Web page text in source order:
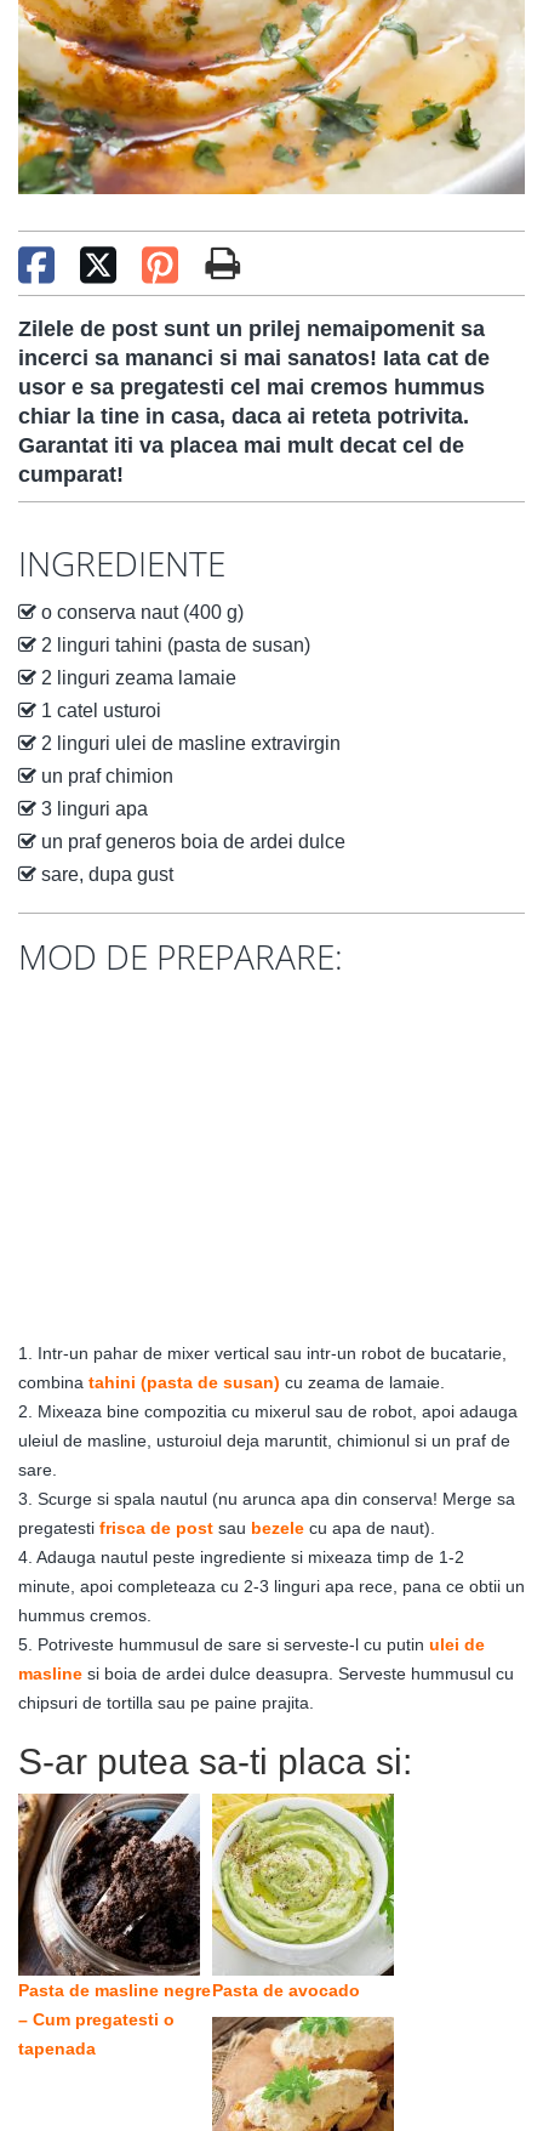
Zilele de post sunt un prilej nemaipomenit sa
incerci sa mananci si mai sanatos! Iata cat de
usor e sa pregatesti cel mai cremos hummus
chiar la tine in casa, daca ai reteta potrivita.
Garantat iti va placea mai mult decat cel de
cumparat!
INGREDIENTE
o conserva naut (400 g)
2 linguri tahini (pasta de susan)
2 linguri zeama lamaie
1 catel usturoi
2 linguri ulei de masline extravirgin
un praf chimion
3 linguri apa
un praf generos boia de ardei dulce
sare, dupa gust
MOD DE PREPARARE:
1. Intr-un pahar de mixer vertical sau intr-un robot de bucatarie,
combina tahini (pasta de susan) cu zeama de lamaie.
2. Mixeaza bine compozitia cu mixerul sau de robot, apoi adauga
uleiul de masline, usturoiul deja maruntit, chimionul si un praf de
sare.
3. Scurge si spala nautul (nu arunca apa din conserva! Merge sa
pregatesti frisca de post sau bezele cu apa de naut).
4. Adauga nautul peste ingrediente si mixeaza timp de 1-2
minute, apoi completeaza cu 2-3 linguri apa rece, pana ce obtii un
hummus cremos.
5. Potriveste hummusul de sare si serveste-l cu putin ulei de
masline si boia de ardei dulce deasupra. Serveste hummusul cu
chipsuri de tortilla sau pe paine prajita.
S-ar putea sa-ti placa si:
Pasta de masline negre
– Cum pregatesti o
tapenada
Pasta de avocado